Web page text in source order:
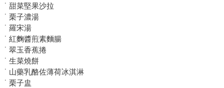
˙ 甜菜堅果沙拉
˙ 栗子濃湯
˙ 羅宋湯
˙ 紅麴醬煎素麵腸
˙ 翠玉香蕉捲
˙ 生菜燒餅
˙ 山藥乳酪佐薄荷冰淇淋
˙ 栗子盅